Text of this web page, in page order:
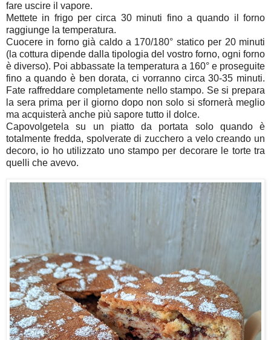
fare uscire il vapore.
Mettete in frigo per circa 30 minuti fino a quando il forno
raggiunge la temperatura.
Cuocere in forno già caldo a 170/180° statico per 20 minuti
(la cottura dipende dalla tipologia del vostro forno, ogni forno
è diverso). Poi abbassate la temperatura a 160° e proseguite
fino a quando è ben dorata, ci vorranno circa 30-35 minuti.
Fate raffreddare completamente nello stampo. Se si prepara
la sera prima per il giorno dopo non solo si sfornerà meglio
ma acquisterà anche più sapore tutto il dolce.
Capovolgetela su un piatto da portata solo quando è
totalmente fredda, spolverate di zucchero a velo creando un
decoro, io ho utilizzato uno stampo per decorare le torte tra
quelli che avevo.